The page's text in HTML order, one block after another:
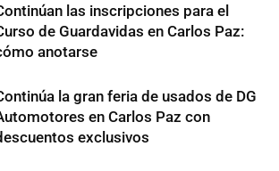
las inscripciones para el
de Guardavidas en Carlos Paz:
anotarse
la gran feria de usados de DG
en Carlos Paz con
exclusivos